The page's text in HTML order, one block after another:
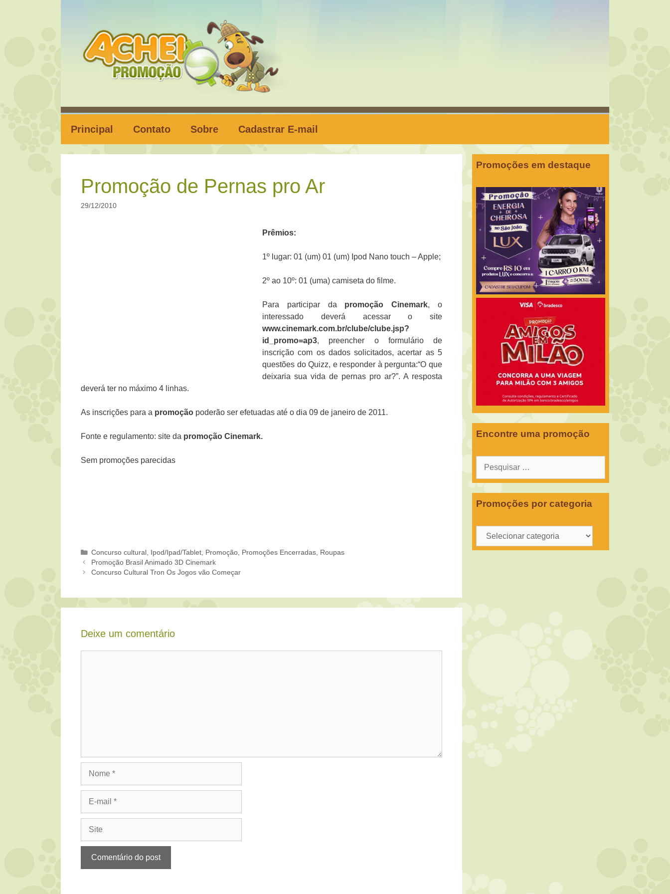
Principal Contato Sobre Cadastrar E-mail
Promoção de Pernas pro Ar
29/12/2010
Prêmios:
1º lugar: 01 (um) 01 (um) Ipod Nano touch – Apple;
2º ao 10º: 01 (uma) camiseta do filme.
Para participar da promoçãoCinemark, o
interessado deverá acessar o site
www.cinemark.com.br/clube/clube.jsp?
id_promo=ap3, preencher o formulário de
inscrição com os dados solicitados, acertar as 5
questões do Quizz, e responder à pergunta:“O que
deixaria sua vida de pernas pro ar?”. A resposta
deverá ter no máximo 4 linhas.
As inscrições para a promoção poderão ser efetuadas até o dia 09 de janeiro de 2011.
Fonte e regulamento: site da promoção Cinemark.
Sem promoções parecidas
Categorias
Concurso cultural Ipod/Ipad/Tablet Promoção Promoções Encerradas Roupas
Promoção Brasil Animado 3D Cinemark
Concurso Cultural Tron Os Jogos vão Começar
Deixe um comentário
Promoções em destaque
Encontre uma promoção
Pesquisar
Promoções por categoria
Promoções
por